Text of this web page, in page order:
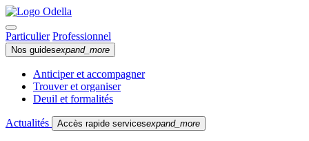
Particulier Professionnel
Nos guidesexpand_more
Anticiper et accompagner
Trouver et organiser
Deuil et formalités
Actualités Accès rapide servicesexpand_more